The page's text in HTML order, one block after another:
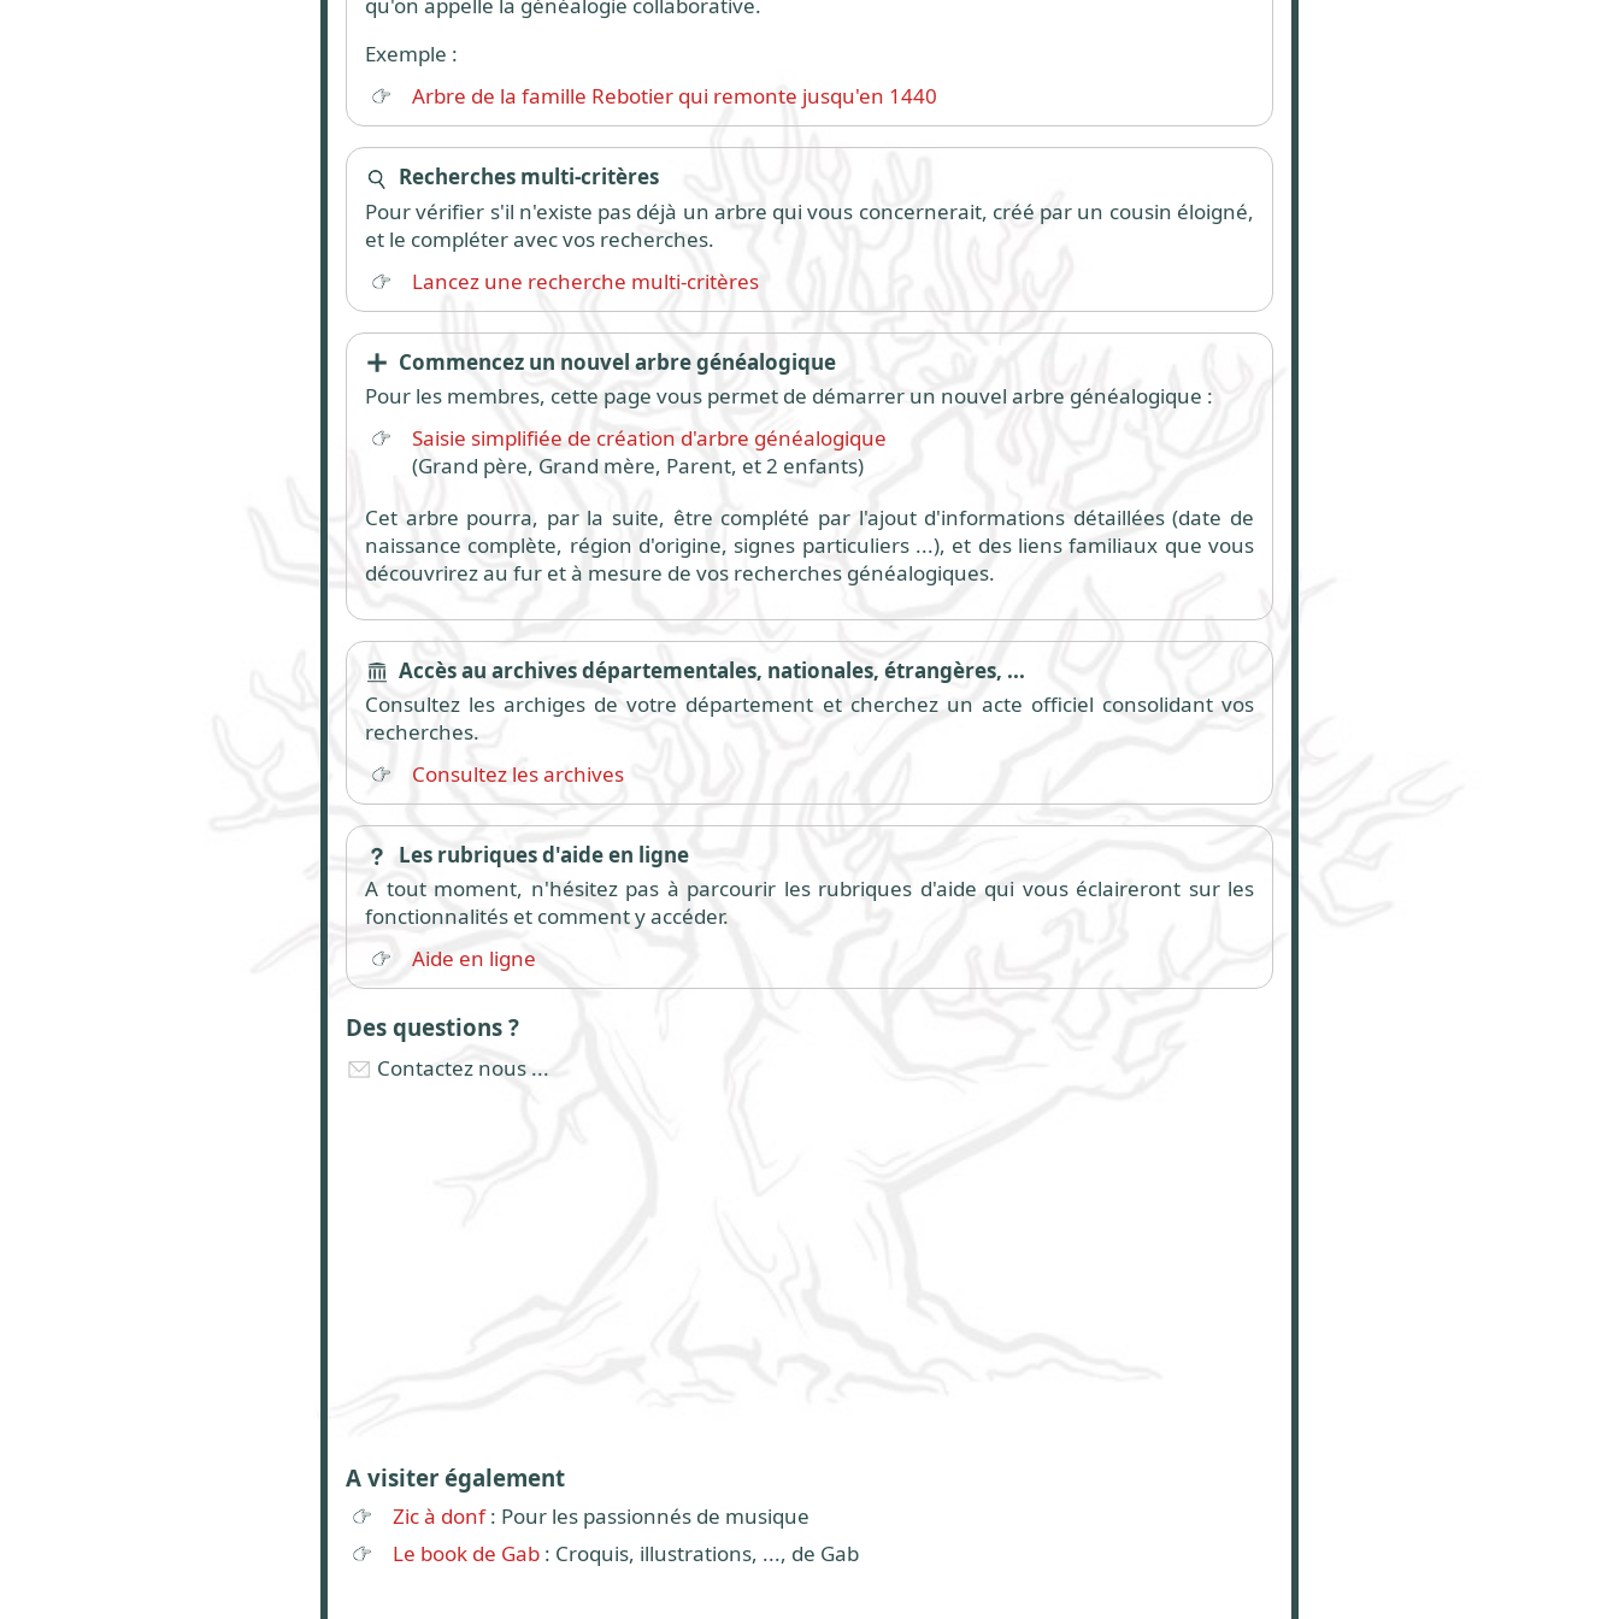
Exemple :
Arbre de la famille Rebotier qui remonte jusqu'en 1440
Recherches multi-critères
Pour vérifier s'il n'existe pas déjà un arbre qui vous concernerait, créé par un cousin éloigné,
et le compléter avec vos recherches.
Lancez une recherche multi-critères
Commencez un nouvel arbre généalogique
Pour les membres, cette page vous permet de démarrer un nouvel arbre généalogique :
Saisie simplifiée de création d'arbre généalogique
(Grand père, Grand mère, Parent, et 2 enfants)
Cet arbre pourra, par la suite, être complété par l'ajout d'informations détaillées (date de
naissance complète, région d'origine, signes particuliers ...), et des liens familiaux que vous
découvrirez au fur et à mesure de vos recherches généalogiques.
Accès au archives départementales, nationales, étrangères, ...
Consultez les archiges de votre département et cherchez un acte officiel consolidant vos
recherches.
Consultez les archives
Les rubriques d'aide en ligne
A tout moment, n'hésitez pas à parcourir les rubriques d'aide qui vous éclaireront sur les
fonctionnalités et comment y accéder.
Aide en ligne
Des questions ?
Contactez nous ...
A visiter également
Zic à donf: Pour les passionnés de musique
Le book de Gab : Croquis, illustrations, ..., de Gab